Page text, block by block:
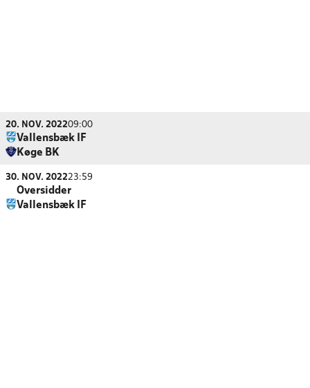
20. NOV. 202209:00
Vallensbæk IF
Køge BK
30. NOV. 202223:59
Oversidder
Vallensbæk IF